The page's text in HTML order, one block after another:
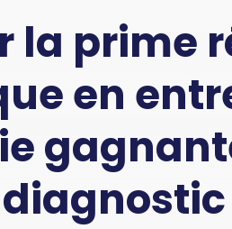
la prime
en
diagnostic